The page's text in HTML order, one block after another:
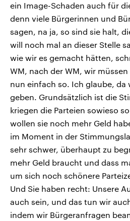
ein Image-Schaden auch für
denn viele Bürgerinnen und
sagen, na ja, so sind sie halt,
will noch mal an dieser Stelle
wie wir es gemacht hätten,
WM, nach der WM, wir
nun einfach so. Ich glaube, da
geben. Grundsätzlich ist die
kriegen die Parteien sowieso
wollen sie noch mehr Geld
im Moment in der
sehr schwer, überhaupt zu
mehr Geld braucht und dass
um sich noch schönere
Und Sie haben recht: Unsere
auch sein, und das tun wir
indem wir Bürgeranfragen